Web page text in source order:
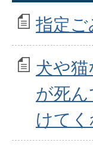
指定
犬や
が死
けて